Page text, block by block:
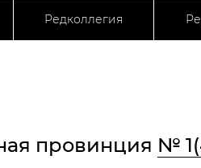
Редколлегия
провинция №